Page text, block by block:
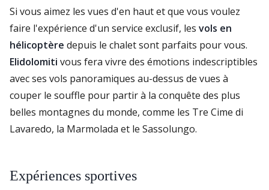
Si vous aimez les vues d'en haut et que vous voulez
faire l'expérience d'un service exclusif, les vols en
hélicoptère depuis le chalet sont parfaits pour vous.
Elidolomiti vous fera vivre des émotions indescriptibles
avec ses vols panoramiques au-dessus de vues à
couper le souffle pour partir à la conquête des plus
belles montagnes du monde, comme les Tre Cime di
Lavaredo, la Marmolada et le Sassolungo.
Expériences sportives